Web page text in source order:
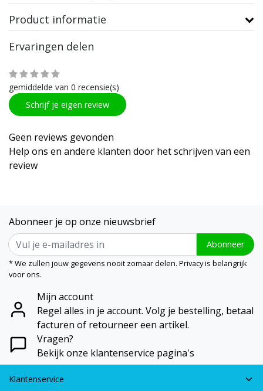
Product informatie
Ervaringen delen
gemiddelde van 0 recensie(s)
Schrijf je eigen review
Geen reviews gevonden
Help ons en andere klanten door het schrijven van een
review
Abonneer je op onze nieuwsbrief
Abonneer
* We zullen jouw gegevens nooit zomaar delen. Privacy is belangrijk
voor ons.
Mijn account
Regel alles in je account. Volg je bestelling, betaal
facturen of retourneer een artikel.
Vragen?
Bekijk onze klantenservice pagina's
Klantenservice